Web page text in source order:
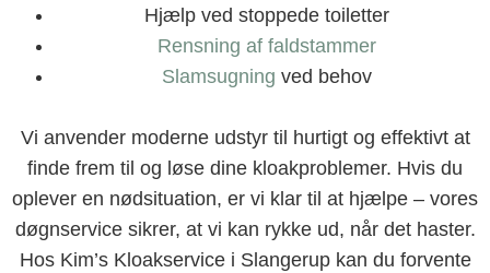
Hjælp ved stoppede toiletter
Rensning af faldstammer
Slamsugning ved behov
Vi anvender moderne udstyr til hurtigt og effektivt at
finde frem til og løse dine kloakproblemer. Hvis du
oplever en nødsituation, er vi klar til at hjælpe – vores
døgnservice sikrer, at vi kan rykke ud, når det haster.
Hos Kim’s Kloakservice i Slangerup kan du forvente